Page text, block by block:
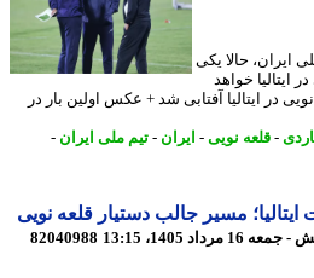
حالا یکی
خواهد
ایتالیا آفتابی شد + عکس اولین بار در
-قلعه نویی-ایران - تیم ملی ایران -
مسیر جالب دستیار قلعه نویی
82040988